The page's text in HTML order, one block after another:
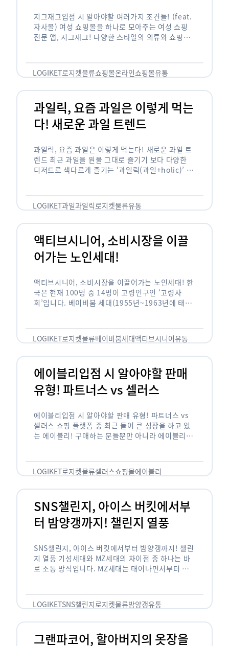
지그재그입점 시 알아야할 여러가지 조건들! (feat.
자사몰) 여성 쇼핑몰을 하나로 모아주는 여성 쇼핑
전문 앱, 지그재그! 다양한 스타일의 의류와 쇼핑몰
LOGIKET로지켓물류쇼핑몰온라인쇼핑몰유통
과일릭, 요즘 과일은 이렇게 먹는
다! 새로운 과일 트렌드
과일릭, 요즘 과일은 이렇게 먹는다! 새로운 과일 트
렌드 최근 과일을 원물 그대로 즐기기 보다 다양한
디저트로 색다르게 즐기는 ‘과일릭(과일+holic)’ 트
…
LOGIKET과일과일릭로지켓물류유통
액티브시니어, 소비시장을 이끌
어가는 노인세대!
액티브시니어, 소비시장을 이끌어가는 노인세대! 한
국은 현재 100명 중 14명이 고령인구인 ‘고령사
회’입니다. 베이비붐 세대(1955년~1963년에 태어
오고 있습니다. 하지만 사회가 늙어가는 …
LOGIKET로지켓물류베이비붐세대액티브시니어유통
에이블리입점 시 알아야할 판매
유형! 파트너스 vs 셀러스
에이블리입점 시 알아야할 판매 유형! 파트너스 vs
셀러스 쇼핑 플랫폼 중 최근 들어 큰 성장을 하고 있
는 에이블리! 구매하는 분들뿐만 아니라 에이블리에
LOGIKET로지켓물류셀러스쇼핑몰에이블리
SNS챌린지, 아이스 버킷에서부
터 밤양갱까지! 챌린지 열풍
SNS챌린지, 아이스 버킷에서부터 밤양갱까지! 챌린
지 열풍 기성세대와 MZ세대의 차이점 중 하나는 바
로 소통 방식입니다. MZ세대는 태어나면서부터 디
도 능숙한 …
LOGIKETSNS챌린지로지켓물류밤양갱유통
그랜파코어, 할아버지의 옷장을